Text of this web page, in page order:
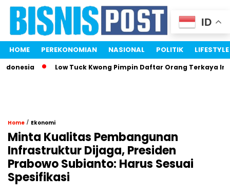
HOME PEREKONOMIAN NASIONAL POLITIK LIFESTYLE
Low Tuck Kwong Pimpin Daftar Orang Terkaya
Home / Ekonomi
Minta Kualitas Pembangunan
Infrastruktur Dijaga, Presiden
Prabowo Subianto: Harus Sesuai
Spesifikasi
ID